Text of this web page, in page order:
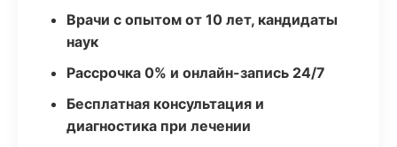
Врачи с опытом от 10 лет, кандидаты
наук
Рассрочка 0% и онлайн-запись 24/7
Бесплатная консультация и
диагностика при лечении